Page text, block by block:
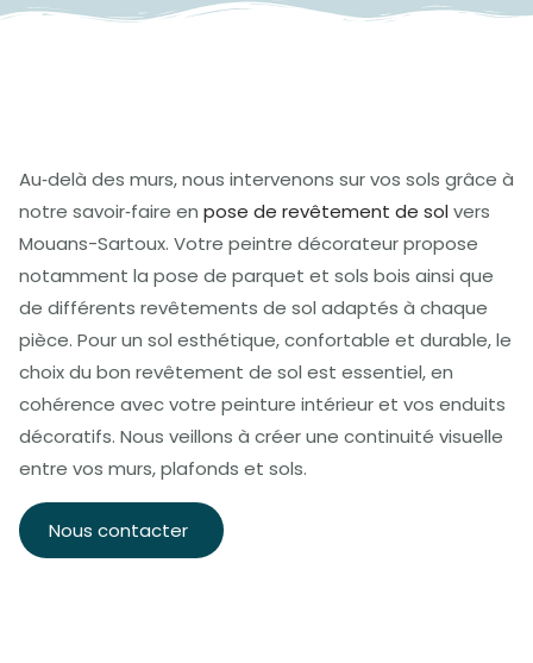
Au‑delà des murs, nous intervenons sur vos sols grâce à
notre savoir‑faire en pose de revêtement de solvers
Mouans-Sartoux. Votre peintre décorateur propose
notamment la pose de parquet et sols bois ainsi que
de différents revêtements de sol adaptés à chaque
pièce. Pour un sol esthétique, confortable et durable, le
choix du bon revêtement de sol est essentiel, en
cohérence avec votre peinture intérieur et vos enduits
décoratifs. Nous veillons à créer une continuité visuelle
entre vos murs, plafonds et sols.
Nous contacter